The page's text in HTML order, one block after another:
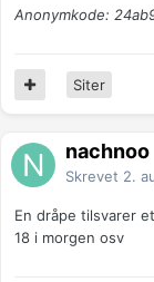
Anonymkode:
Siter
nachnoo
Skrevet 2.
En dråpe tilsvarer
18 i morgen osv